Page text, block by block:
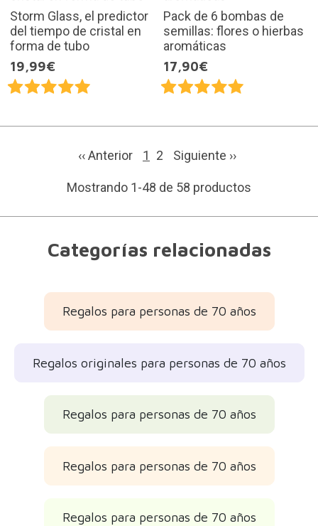
Storm Glass, el predictor
del tiempo de cristal en
forma de tubo
19,99€
Pack de 6 bombas de
semillas: flores o hierbas
aromáticas
17,90€
‹‹ Anterior 1 2 Siguiente ››
Mostrando 1-48 de 58 productos
Categorías relacionadas
Regalos para personas de 70 años
Regalos originales para personas de 70 años
Regalos para personas de 70 años
Regalos para personas de 70 años
Regalos para personas de 70 años